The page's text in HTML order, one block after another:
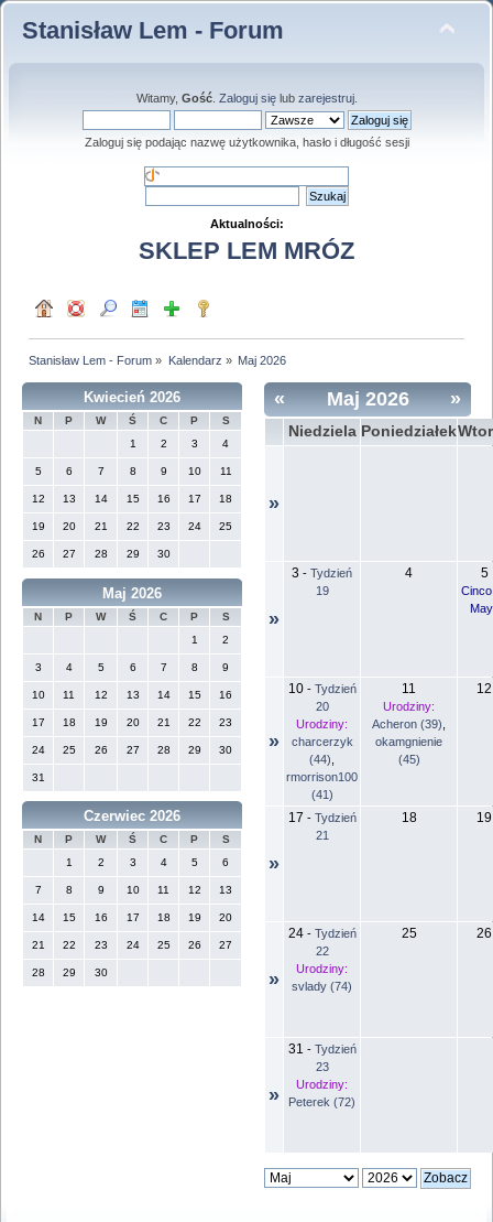
Stanisław Lem - Forum
Witamy, Gość. Zaloguj sięlub zarejestruj.
Zaloguj się podając nazwę użytkownika, hasło i długość sesji
Aktualności:
SKLEP LEM MRÓZ
Stanisław Lem - Forum » Kalendarz » Maj 2026
Kwiecień 2026
N P W Ś C P
S
1
2 3 4
5 6 7 8 9 10 11
12 13 14 15 16 17 18
19 20 21 22 23 24 25
26 27 28 29 30
Maj 2026
N P W Ś C P
S
1
2
3 4 5 6 7 8 9
10 11 12 13 14 15 16
17 18 19 20 21 22 23
24 25 26 27 28 29 30
31
Czerwiec 2026
N P W Ś C P
S
1
2 3 4 5 6
7 8 9 10 11 12 13
14 15 16 17 18 19 20
21 22 23 24 25 26 27
28 29 30
« »
Maj 2026
Niedziela Poniedziałek
»
»
3 - Tydzień
19
4 5
»
10- Tydzień
20
Urodziny:
charcerzyk
(44)
rmorrison100
(41)
11
Urodziny:
Acheron (39)
okamgnienie
(45)
12
»
17 - Tydzień
21
18 19
»
24- Tydzień
22
Urodziny:
svlady (74)
25 26
»
31 - Tydzień
23
Urodziny:
Peterek (72)